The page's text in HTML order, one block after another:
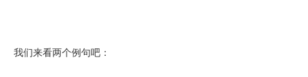
我们来看两个例句吧：